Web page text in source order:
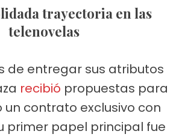
telenovelas
de entregar sus atributos
recibió propuestas para
un contrato exclusivo con
primer papel principal fue